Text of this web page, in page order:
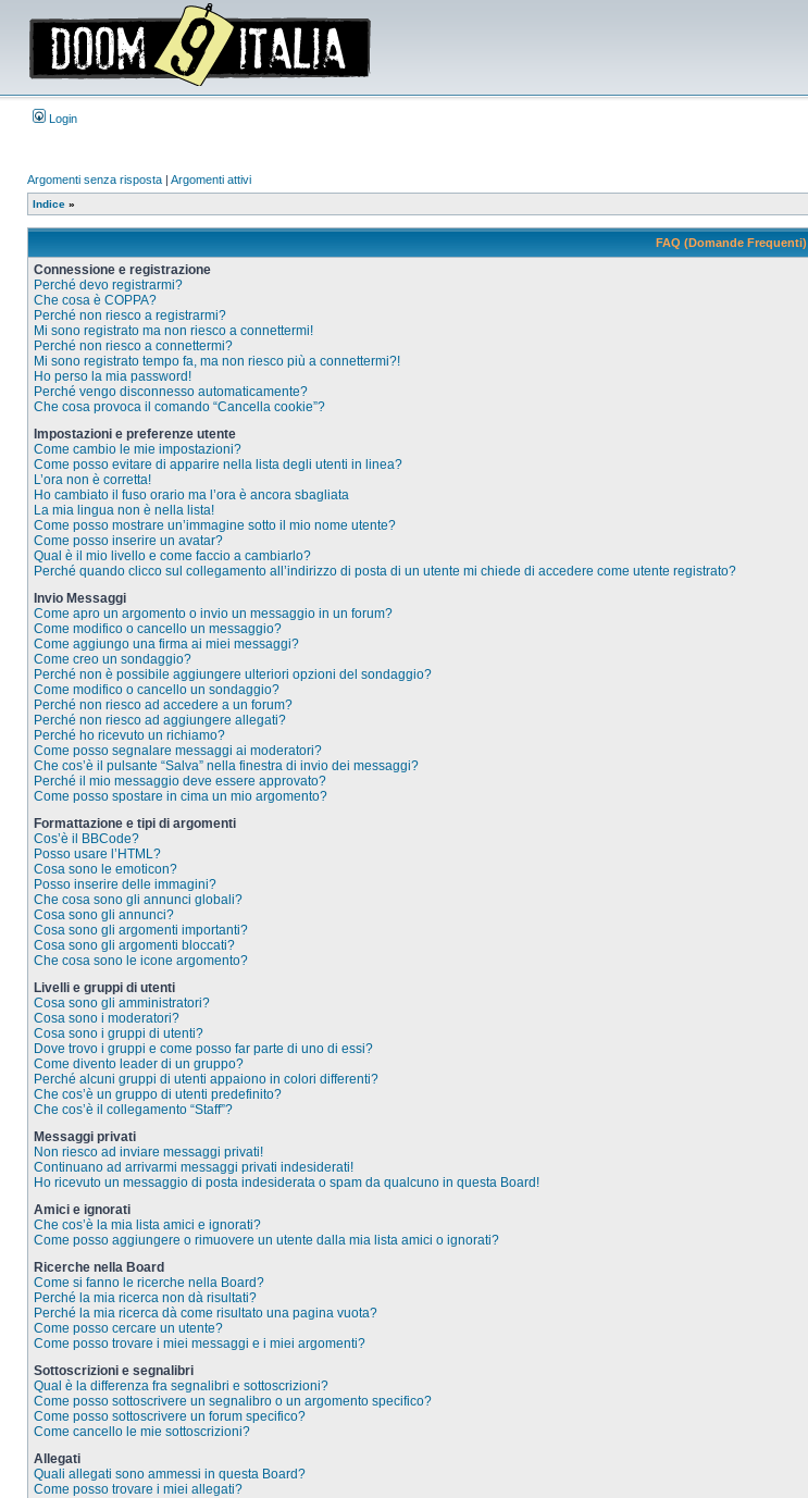
Login
Argomenti senza risposta | Argomenti attivi
Indice »
FAQ (Domande Frequenti)
Connessione e registrazione
Perché devo registrarmi?
Che cosa è COPPA?
Perché non riesco a registrarmi?
Mi sono registrato ma non riesco a connettermi!
Perché non riesco a connettermi?
Mi sono registrato tempo fa, ma non riesco più a connettermi?!
Ho perso la mia password!
Perché vengo disconnesso automaticamente?
Che cosa provoca il comando “Cancella cookie”?
Impostazioni e preferenze utente
Come cambio le mie impostazioni?
Come posso evitare di apparire nella lista degli utenti in linea?
L’ora non è corretta!
Ho cambiato il fuso orario ma l’ora è ancora sbagliata
La mia lingua non è nella lista!
Come posso mostrare un’immagine sotto il mio nome utente?
Come posso inserire un avatar?
Qual è il mio livello e come faccio a cambiarlo?
Perché quando clicco sul collegamento all’indirizzo di posta di un utente mi chiede di accedere come utente registrato?
Invio Messaggi
Come apro un argomento o invio un messaggio in un forum?
Come modifico o cancello un messaggio?
Come aggiungo una firma ai miei messaggi?
Come creo un sondaggio?
Perché non è possibile aggiungere ulteriori opzioni del sondaggio?
Come modifico o cancello un sondaggio?
Perché non riesco ad accedere a un forum?
Perché non riesco ad aggiungere allegati?
Perché ho ricevuto un richiamo?
Come posso segnalare messaggi ai moderatori?
Che cos’è il pulsante “Salva” nella finestra di invio dei messaggi?
Perché il mio messaggio deve essere approvato?
Come posso spostare in cima un mio argomento?
Formattazione e tipi di argomenti
Cos’è il BBCode?
Posso usare l’HTML?
Cosa sono le emoticon?
Posso inserire delle immagini?
Che cosa sono gli annunci globali?
Cosa sono gli annunci?
Cosa sono gli argomenti importanti?
Cosa sono gli argomenti bloccati?
Che cosa sono le icone argomento?
Livelli e gruppi di utenti
Cosa sono gli amministratori?
Cosa sono i moderatori?
Cosa sono i gruppi di utenti?
Dove trovo i gruppi e come posso far parte di uno di essi?
Come divento leader di un gruppo?
Perché alcuni gruppi di utenti appaiono in colori differenti?
Che cos’è un gruppo di utenti predefinito?
Che cos’è il collegamento “Staff”?
Messaggi privati
Non riesco ad inviare messaggi privati!
Continuano ad arrivarmi messaggi privati indesiderati!
Ho ricevuto un messaggio di posta indesiderata o spam da qualcuno in questa Board!
Amici e ignorati
Che cos’è la mia lista amici e ignorati?
Come posso aggiungere o rimuovere un utente dalla mia lista amici o ignorati?
Ricerche nella Board
Come si fanno le ricerche nella Board?
Perché la mia ricerca non dà risultati?
Perché la mia ricerca dà come risultato una pagina vuota?
Come posso cercare un utente?
Come posso trovare i miei messaggi e i miei argomenti?
Sottoscrizioni e segnalibri
Qual è la differenza fra segnalibri e sottoscrizioni?
Come posso sottoscrivere un segnalibro o un argomento specifico?
Come posso sottoscrivere un forum specifico?
Come cancello le mie sottoscrizioni?
Allegati
Quali allegati sono ammessi in questa Board?
Come posso trovare i miei allegati?